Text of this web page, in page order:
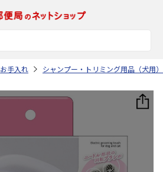
お手入れ シャンプー・トリミング用品（犬用）